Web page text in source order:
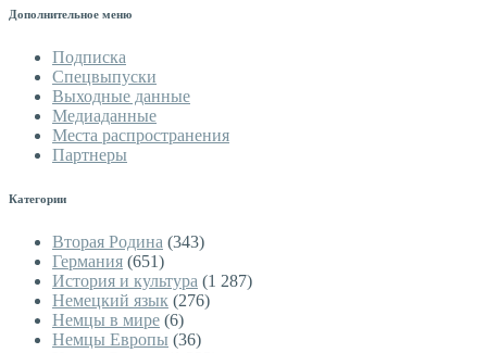
Дополнительное меню
Подписка
Спецвыпуски
Выходные данные
Медиаданные
Места распространения
Партнеры
Категории
Вторая Родина (343)
Германия (651)
История и культура (1 287)
Немецкий язык (276)
Немцы в мире (6)
Немцы Европы (36)